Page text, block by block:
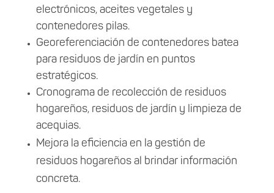
electrónicos, aceites vegetales y
contenedores pilas.
Georeferenciación de contenedores batea
para residuos de jardín en puntos
estratégicos.
Cronograma de recolección de residuos
hogareños, residuos de jardín y limpieza de
acequias.
Mejora la eficiencia en la gestión de
residuos hogareños al brindar información
concreta.